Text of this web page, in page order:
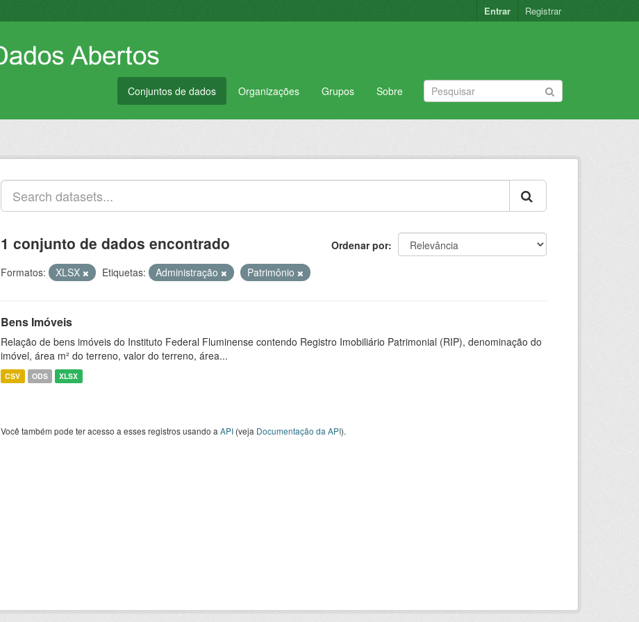
Entrar Registrar
Conjuntos de dados Organizações Grupos Sobre
Ordenar por
1 conjunto de dados encontrado
Formatos: XLSX Etiquetas: Administração Patrimônio
Bens Imóveis
Relação de bens imóveis do Instituto Federal Fluminense contendo Registro Imobiliário Patrimonial (RIP), denominação do
imóvel, área m² do terreno, valor do terreno, área...
CSV ODS XLSX
Você também pode ter acesso a esses registros usando a API (veja Documentação da API).